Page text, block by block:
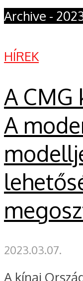
Archive -
HÍREK
A CMG
A
2023.03.07.
A kínai